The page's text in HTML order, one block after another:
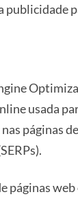
publicidade
usada
páginas
páginas